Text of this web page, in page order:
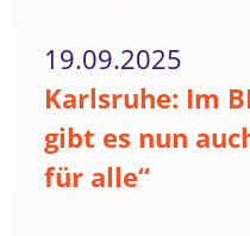
19.09.2025
Karlsruhe: Im
gibt es nun
für alle“